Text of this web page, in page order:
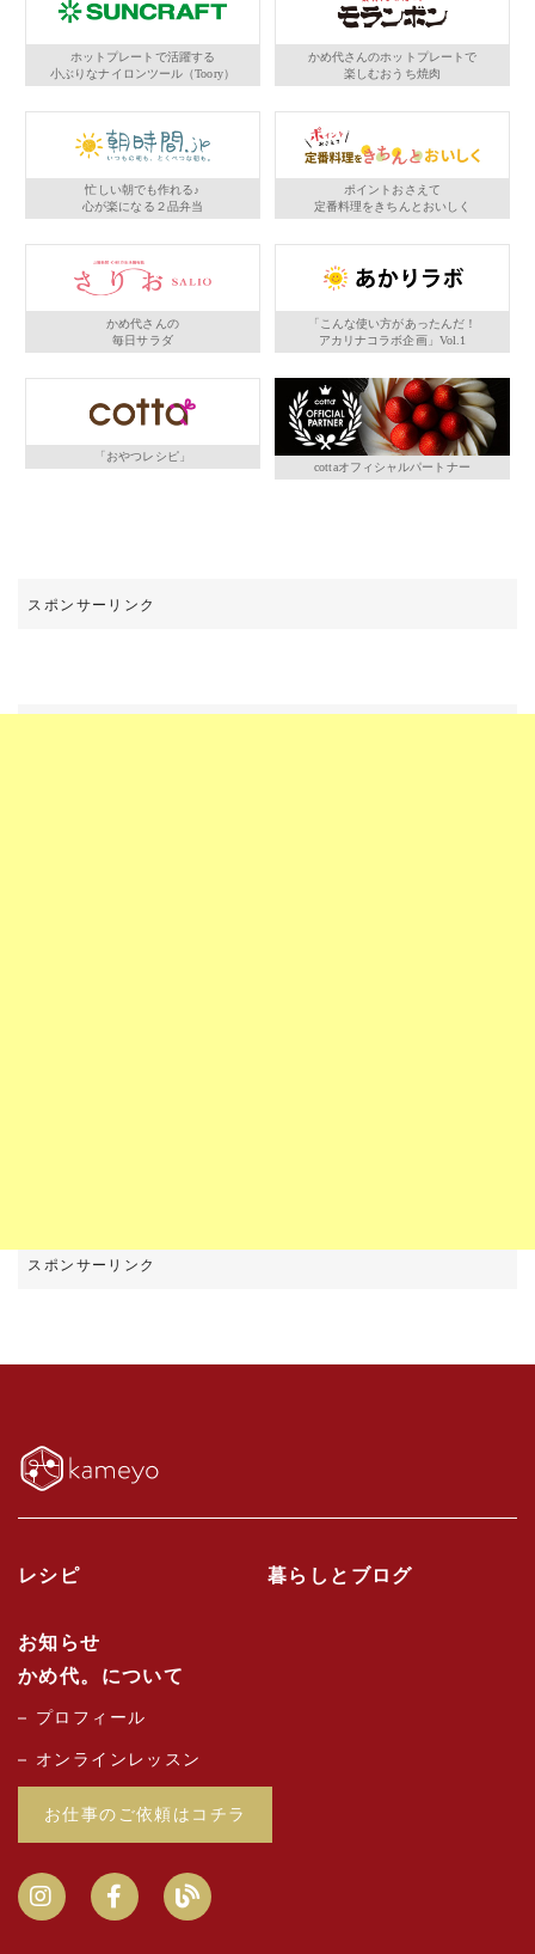
ホットプレートで活躍する
小ぶりなナイロンツール（Toory）
かめ代さんのホットプレートで
楽しむおうち焼肉
忙しい朝でも作れる♪
心が楽になる２品弁当
ポイントおさえて
定番料理をきちんとおいしく
かめ代さんの
毎日サラダ
「こんな使い方があったんだ！
アカリナコラボ企画」Vol.1
「おやつレシピ」
cottaオフィシャルパートナー
レシピ 暮らしとブログ
お知らせ
かめ代。について
プロフィール
オンラインレッスン
お仕事のご依頼はコチラ